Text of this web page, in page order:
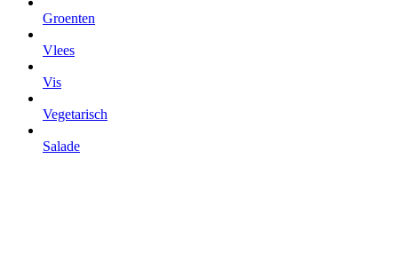
Groenten
Vlees
Vis
Vegetarisch
Salade